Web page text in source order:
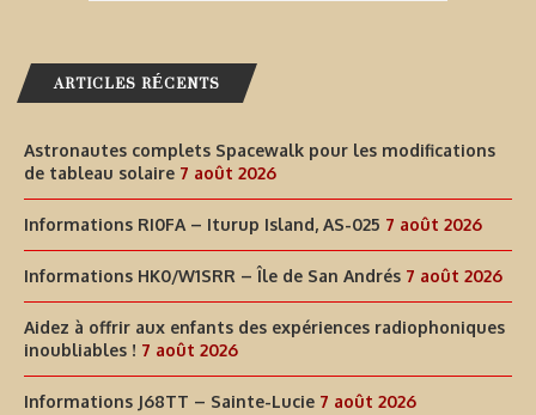
ARTICLES RÉCENTS
Astronautes complets Spacewalk pour les modifications
de tableau solaire 7 août 2026
Informations RI0FA – Iturup Island, AS-025 7 août 2026
Informations HK0/W1SRR – Île de San Andrés 7 août 2026
Aidez à offrir aux enfants des expériences radiophoniques
inoubliables ! 7 août 2026
Informations J68TT – Sainte-Lucie 7 août 2026